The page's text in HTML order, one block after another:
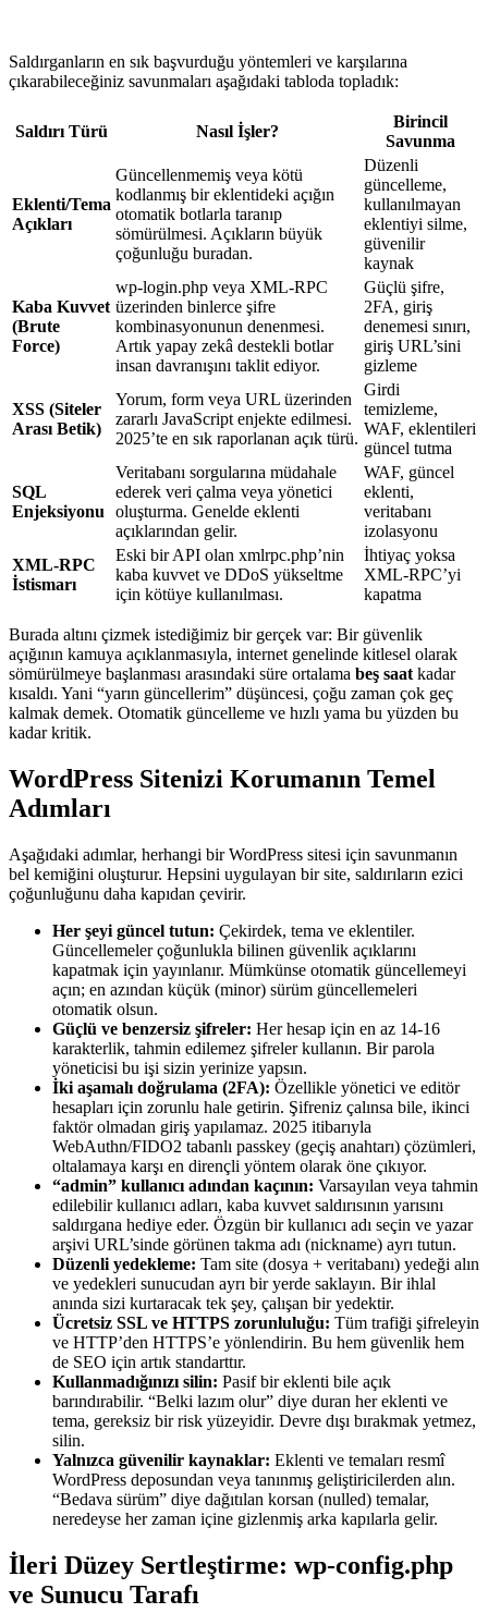
Saldırganların en sık başvurduğu yöntemleri ve karşılarına
çıkarabileceğiniz savunmaları aşağıdaki tabloda topladık:
Saldırı Türü Nasıl İşler?
Birincil
Savunma
Eklenti/Tema
Açıkları
Güncellenmemiş veya kötü
kodlanmış bir eklentideki açığın
otomatik botlarla taranıp
sömürülmesi. Açıkların büyük
çoğunluğu buradan.
Düzenli
güncelleme,
kullanılmayan
eklentiyi silme,
güvenilir
kaynak
Kaba Kuvvet
(Brute
Force)
wp-login.php veya XML-RPC
üzerinden binlerce şifre
kombinasyonunun denenmesi.
Artık yapay zekâ destekli botlar
insan davranışını taklit ediyor.
Güçlü şifre,
2FA, giriş
denemesi sınırı,
giriş URL’sini
gizleme
XSS (Siteler
Arası Betik)
Yorum, form veya URL üzerinden
zararlı JavaScript enjekte edilmesi.
2025’te en sık raporlanan açık türü.
Girdi
temizleme,
WAF, eklentileri
güncel tutma
SQL
Enjeksiyonu
Veritabanı sorgularına müdahale
ederek veri çalma veya yönetici
oluşturma. Genelde eklenti
açıklarından gelir.
WAF, güncel
eklenti,
veritabanı
izolasyonu
XML-RPC
İstismarı
Eski bir API olan xmlrpc.php’nin
kaba kuvvet ve DDoS yükseltme
için kötüye kullanılması.
İhtiyaç yoksa
XML-RPC’yi
kapatma
Burada altını çizmek istediğimiz bir gerçek var: Bir güvenlik
açığının kamuya açıklanmasıyla, internet genelinde kitlesel olarak
sömürülmeye başlanması arasındaki süre ortalama beş saat kadar
kısaldı. Yani “yarın güncellerim” düşüncesi, çoğu zaman çok geç
kalmak demek. Otomatik güncelleme ve hızlı yama bu yüzden bu
kadar kritik.
WordPress Sitenizi Korumanın Temel
Adımları
Aşağıdaki adımlar, herhangi bir WordPress sitesi için savunmanın
bel kemiğini oluşturur. Hepsini uygulayan bir site, saldırıların ezici
çoğunluğunu daha kapıdan çevirir.
Her şeyi güncel tutun: Çekirdek, tema ve eklentiler.
Güncellemeler çoğunlukla bilinen güvenlik açıklarını
kapatmak için yayınlanır. Mümkünse otomatik güncellemeyi
açın; en azından küçük (minor) sürüm güncellemeleri
otomatik olsun.
Güçlü ve benzersiz şifreler: Her hesap için en az 14-16
karakterlik, tahmin edilemez şifreler kullanın. Bir parola
yöneticisi bu işi sizin yerinize yapsın.
İki aşamalı doğrulama (2FA): Özellikle yönetici ve editör
hesapları için zorunlu hale getirin. Şifreniz çalınsa bile, ikinci
faktör olmadan giriş yapılamaz. 2025 itibarıyla
WebAuthn/FIDO2 tabanlı passkey (geçiş anahtarı) çözümleri,
oltalamaya karşı en dirençli yöntem olarak öne çıkıyor.
“admin” kullanıcı adından kaçının: Varsayılan veya tahmin
edilebilir kullanıcı adları, kaba kuvvet saldırısının yarısını
saldırgana hediye eder. Özgün bir kullanıcı adı seçin ve yazar
arşivi URL’sinde görünen takma adı (nickname) ayrı tutun.
Düzenli yedekleme: Tam site (dosya + veritabanı) yedeği alın
ve yedekleri sunucudan ayrı bir yerde saklayın. Bir ihlal
anında sizi kurtaracak tek şey, çalışan bir yedektir.
Ücretsiz SSL ve HTTPS zorunluluğu: Tüm trafiği şifreleyin
ve HTTP’den HTTPS’e yönlendirin. Bu hem güvenlik hem
de SEO için artık standarttır.
Kullanmadığınızı silin: Pasif bir eklenti bile açık
barındırabilir. “Belki lazım olur” diye duran her eklenti ve
tema, gereksiz bir risk yüzeyidir. Devre dışı bırakmak yetmez,
silin.
Yalnızca güvenilir kaynaklar: Eklenti ve temaları resmî
WordPress deposundan veya tanınmış geliştiricilerden alın.
“Bedava sürüm” diye dağıtılan korsan (nulled) temalar,
neredeyse her zaman içine gizlenmiş arka kapılarla gelir.
İleri Düzey Sertleştirme: wp-config.php
ve Sunucu Tarafı